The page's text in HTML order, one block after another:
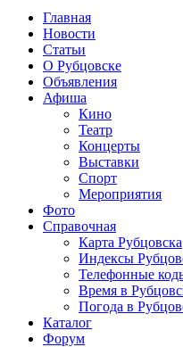
Главная
Новости
Статьи
О Рубцовске
Объявления
Афиша
Кино
Театр
Концерты
Выставки
Спорт
Мероприятия
Фото
Справочная
Карта Рубцовска
Индексы
Телефонные
Время в
Погода в
Каталог
Форум